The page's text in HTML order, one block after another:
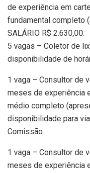
de experiência em
fundamental completo
SALÁRIO R$ 2.630,00.
5 vagas – Coletor de
disponibilidade de
1 vaga – Consultor de
meses de experiência
médio completo
disponibilidade para
Comissão.
1 vaga – Consultor de
meses de experiência